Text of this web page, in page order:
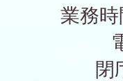
業務
閉